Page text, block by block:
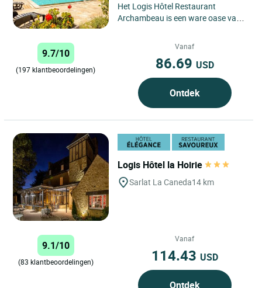
Het Logis Hôtel Restaurant
Archambeau is een ware oase van
van april tot oktober. Van
9.7/10
(197 klantbeoordelingen)
Vanaf
86.69 USD
Ontdek
Logis Hôtel la Hoirie
Sarlat La Caneda14 km
9.1/10
(83 klantbeoordelingen)
Vanaf
114.43 USD
Ontdek